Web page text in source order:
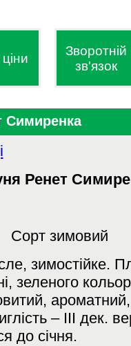
Зворотній
зв'язок
Симиренка
Ренет
Сорт зимовий
зимостійке.
зеленого
– ІІІ дек.
до січня.